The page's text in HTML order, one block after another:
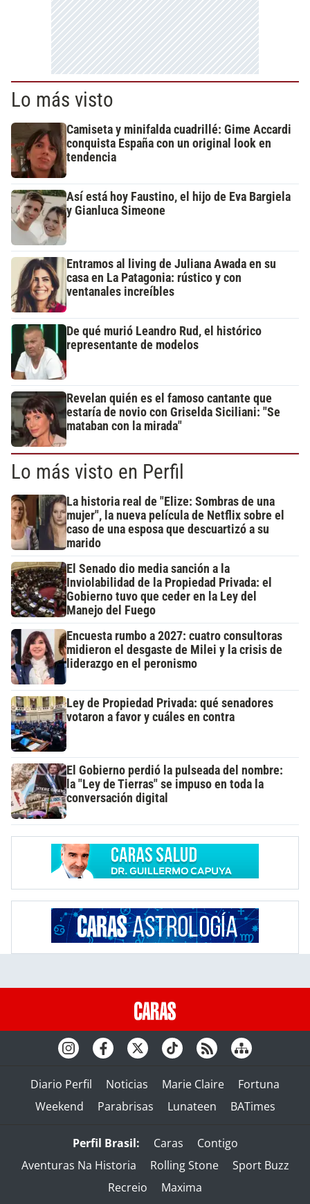
Lo más visto
Camiseta y minifalda cuadrillé: Gime Accardi
conquista España con un original look en
tendencia
Así está hoy Faustino, el hijo de Eva Bargiela
y Gianluca Simeone
Entramos al living de Juliana Awada en su
casa en La Patagonia: rústico y con
ventanales increíbles
De qué murió Leandro Rud, el histórico
representante de modelos
Revelan quién es el famoso cantante que
estaría de novio con Griselda Siciliani: "Se
mataban con la mirada"
Lo más visto en Perfil
La historia real de "Elize: Sombras de una
mujer", la nueva película de Netflix sobre el
caso de una esposa que descuartizó a su
marido
El Senado dio media sanción a la
Inviolabilidad de la Propiedad Privada: el
Gobierno tuvo que ceder en la Ley del
Manejo del Fuego
Encuesta rumbo a 2027: cuatro consultoras
midieron el desgaste de Milei y la crisis de
liderazgo en el peronismo
Ley de Propiedad Privada: qué senadores
votaron a favor y cuáles en contra
El Gobierno perdió la pulseada del nombre:
la "Ley de Tierras" se impuso en toda la
conversación digital
Diario Perfil Noticias Marie Claire
Fortuna
Weekend
Parabrisas Lunateen BATimes
Perfil Brasil: Caras
Contigo
Aventuras Na Historia
Rolling Stone
Sport Buzz
Recreio
Maxima